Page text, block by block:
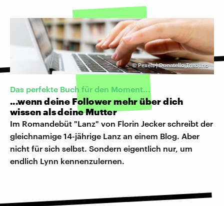
©Pexels | Donatello Trisolino
Das perfekte Buch für den Moment...
...wenn deine Follower mehr über dich
wissen als deine Mutter
Im Romandebüt "Lanz" von Florin Jecker schreibt der
gleichnamige 14-jährige Lanz an einem Blog. Aber
nicht für sich selbst. Sondern eigentlich nur, um
endlich Lynn kennenzulernen.